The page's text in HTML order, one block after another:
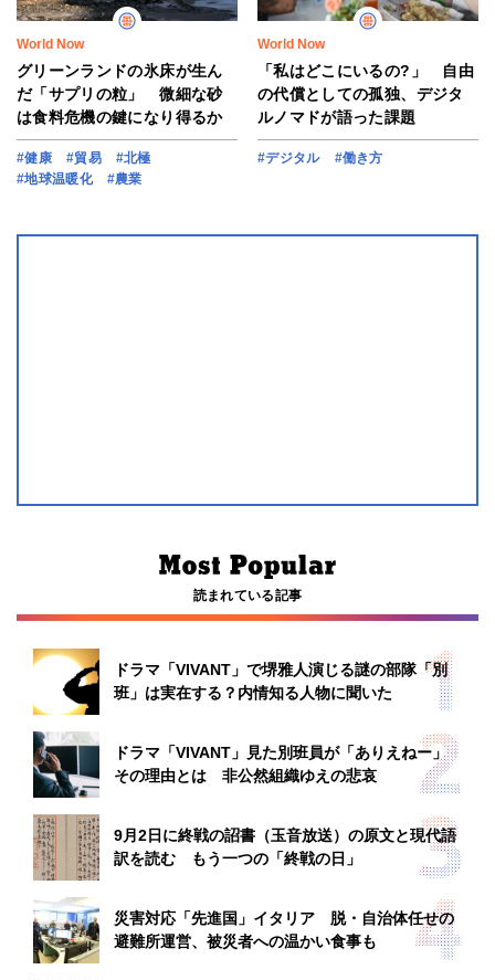
World Now
グリーンランドの氷床が生ん
だ「サプリの粒」 微細な砂
は食料危機の鍵になり得るか
#健康 #貿易
#北極
#地球温暖化
#農業
World Now
「私はどこにいるの?」 自由
の代償としての孤独、デジタ
ルノマドが語った課題
#デジタル #働き方
読まれている記事
ドラマ「VIVANT」で堺雅人演じる謎の部隊「別
班」は実在する？内情知る人物に聞いた
ドラマ「VIVANT」見た別班員が「ありえねー」
その理由とは 非公然組織ゆえの悲哀
9月2日に終戦の詔書（玉音放送）の原文と現代語
訳を読む もう一つの「終戦の日」
災害対応「先進国」イタリア 脱・自治体任せの
避難所運営、被災者への温かい食事も